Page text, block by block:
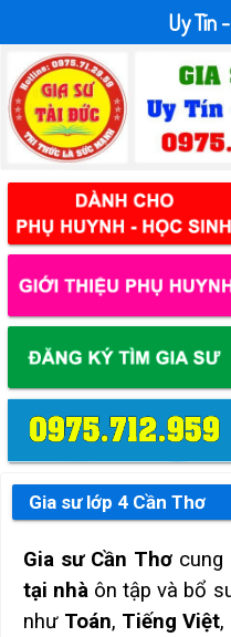
Gia sư lớp 4 Cần Thơ
Gia sư Cần Thơcung
tại nhà ôn tập và bổ
như Toán, Tiếng Việt,
Uy Tín